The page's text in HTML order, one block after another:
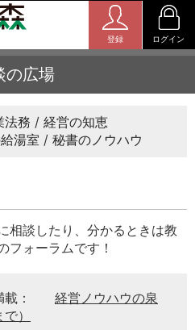
登録 ログイン
の広場
法務
経営の知恵
湯室 秘書のノウハウ
相談したり、分かるときは教
フォーラムです！
：
経営ノウハウの泉
）